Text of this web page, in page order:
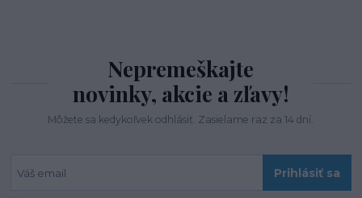
Nepremeškajte
novinky, akcie a zľavy!
Môžete sa kedykoľvek odhlásiť. Zasielame raz za 14 dní.
Prihlásiť sa